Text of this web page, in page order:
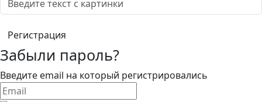
Забыли пароль?
Введите email на который регистрировались